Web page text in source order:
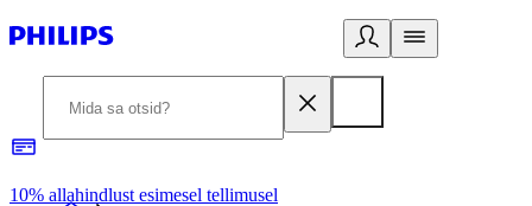
10% allahindlust esimesel tellimusel